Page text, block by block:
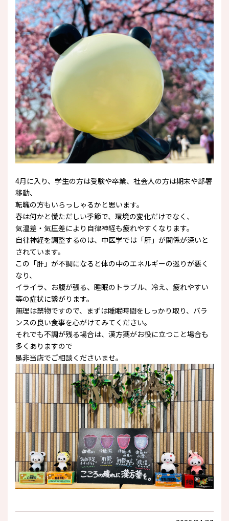
4月に入り、学生の方は受験や卒業、社会人の方は期末や部署
移動、
転職の方もいらっしゃるかと思います。
春は何かと慌ただしい季節で、環境の変化だけでなく、
気温差・気圧差により自律神経も疲れやすくなります。
自律神経を調整するのは、中医学では「肝」が関係が深いと
されています。
この「肝」が不調になると体の中のエネルギーの巡りが悪く
なり、
イライラ、お腹が張る、睡眠のトラブル、冷え、疲れやすい
等の症状に繋がります。
無理は禁物ですので、まずは睡眠時間をしっかり取り、バラ
ンスの良い食事を心がけてみてください。
それでも不調が残る場合は、漢方薬がお役に立つこと場合も
多くありますので
是非当店でご相談くださいませ。